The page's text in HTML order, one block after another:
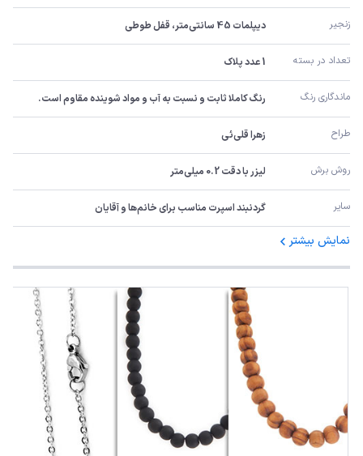
زنجیر دیپلمات 45 سانتی‌متر، قفل طوطی
تعداد در بسته 1 عدد پلاک
ماندگاری رنگ رنگ کاملا ثابت و نسبت به آب و مواد شوینده مقاوم است.
طراح زهرا قلی‌ئی
روش برش لیزر با دقت 0.2 میلی‌متر
سایر گردنبند اسپرت مناسب برای خانم‌ها و آقایان
نمایش بیشتر